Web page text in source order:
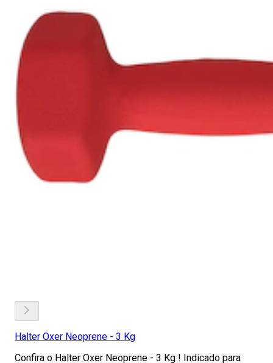
Halter Oxer Neoprene - 3 Kg
Confira o Halter Oxer Neoprene - 3 Kg ! Indicado para